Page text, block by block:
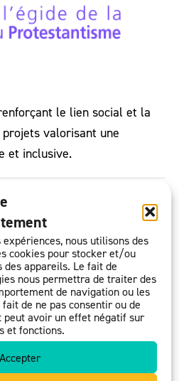
nous utilisons des
cookies pour stocker et/ou
appareils. Le fait de
nous permettra de traiter des
de navigation ou les
de ne pas consentir ou de
peut avoir un effet négatif sur
et fonctions.
Accepter
le lien social et la
valorisant une
et inclusive.